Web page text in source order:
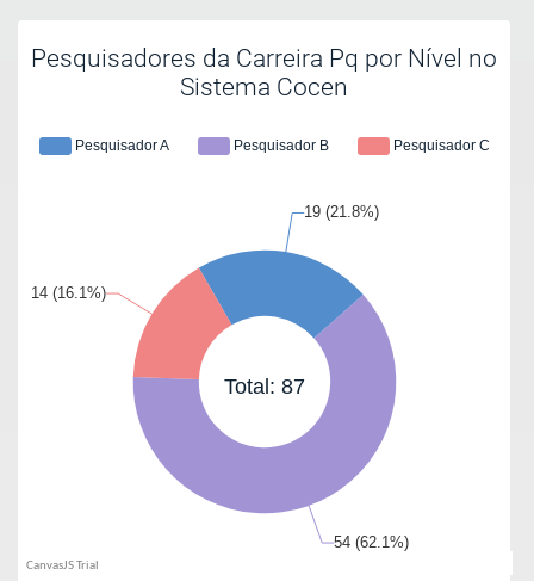
Pesquisadores da Carreira Pq por Nível no
Sistema Cocen
Pesquisador A Pesquisador B Pesquisador C
Total: 87